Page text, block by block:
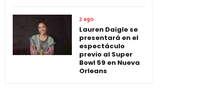
2 ago
Lauren Daigle se
presentará en el
espectáculo
previo al Super
Bowl 59 en Nueva
Orleans